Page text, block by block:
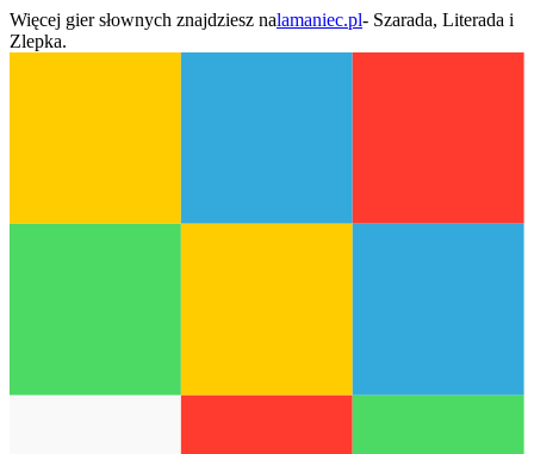
Więcej gier słownych znajdziesz nalamaniec.pl- Szarada, Literada i
Zlepka.